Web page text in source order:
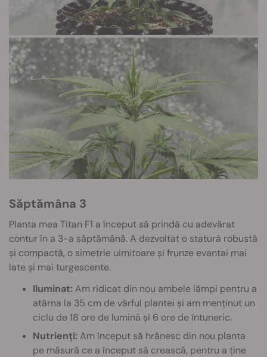
Săptămâna 3
Planta mea Titan F1 a început să prindă cu adevărat
contur în a 3-a săptămână. A dezvoltat o statură robustă
și compactă, o simetrie uimitoare și frunze evantai mai
late și mai turgescente.
Iluminat: Am ridicat din nou ambele lămpi pentru a
atârna la 35 cm de vârful plantei și am menținut un
ciclu de 18 ore de lumină și 6 ore de întuneric.
Nutrienți: Am început să hrănesc din nou planta
pe măsură ce a început să crească, pentru a ține